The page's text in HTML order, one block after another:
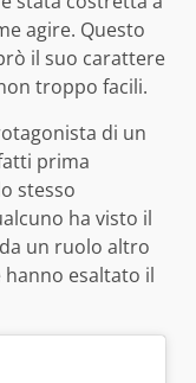
agire. Questo
il suo carattere
troppo facili.
di un
prima
stesso
ha visto il
un ruolo altro
esaltato il